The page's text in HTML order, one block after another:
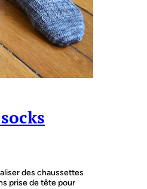
des chaussettes
prise de tête pour